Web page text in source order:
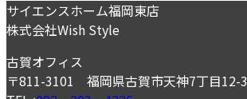
サイエンスホーム福岡東店
株式会社Wish Style
古賀オフィス
〒811-3101 福岡県古賀市天神7丁目12-3